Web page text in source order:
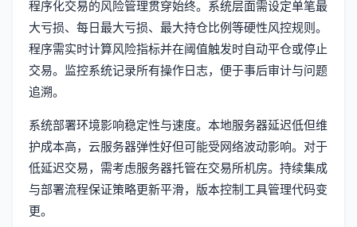
程序化交易的风险管理贯穿始终。系统层面需设定单笔最
大亏损、每日最大亏损、最大持仓比例等硬性风控规则。
程序需实时计算风险指标并在阈值触发时自动平仓或停止
交易。监控系统记录所有操作日志，便于事后审计与问题
追溯。
系统部署环境影响稳定性与速度。本地服务器延迟低但维
护成本高，云服务器弹性好但可能受网络波动影响。对于
低延迟交易，需考虑服务器托管在交易所机房。持续集成
与部署流程保证策略更新平滑，版本控制工具管理代码变
更。